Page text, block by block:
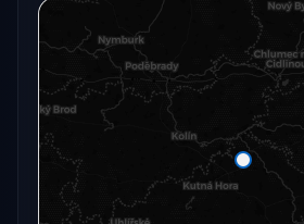
Radarový snímek momentálně
Otevřít v plné mapě
Zkusit znovu
Otevřít v plné